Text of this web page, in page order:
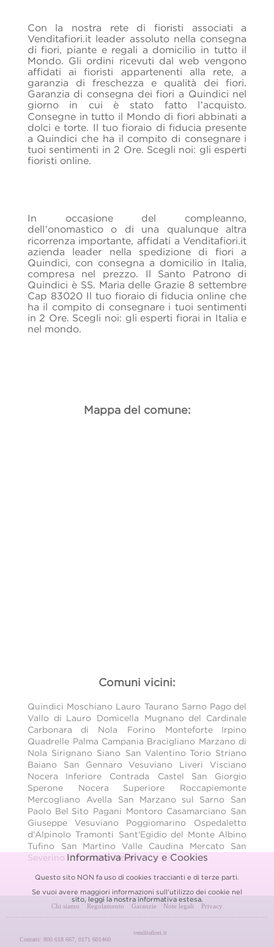
Con la nostra rete di fioristi associati a
Venditafiori.it leader assoluto nella consegna
di fiori, piante e regali a domicilio in tutto il
Mondo. Gli ordini ricevuti dal web vengono
affidati ai fioristi appartenenti alla rete, a
garanzia di freschezza e qualità dei fiori.
Garanzia di consegna dei fiori a Quindici nel
giorno in cui è stato fatto l’acquisto.
Consegne in tutto il Mondo di fiori abbinati a
dolci e torte. Il tuo fioraio di fiducia presente
a Quindici che ha il compito di consegnare i
tuoi sentimenti in 2 Ore. Scegli noi: gli esperti
fioristi online.
In occasione del compleanno,
dell’onomastico o di una qualunque altra
ricorrenza importante, affidati a Venditafiori.it
azienda leader nella spedizione di fiori a
Quindici, con consegna a domicilio in Italia,
compresa nel prezzo. Il Santo Patrono di
Quindici è SS. Maria delle Grazie 8 settembre
Cap 83020 Il tuo fioraio di fiducia online che
ha il compito di consegnare i tuoi sentimenti
in 2 Ore. Scegli noi: gli esperti fiorai in Italia e
nel mondo.
Mappa del comune:
Comuni vicini:
Quindici Moschiano Lauro Taurano Sarno Pago del
Vallo di Lauro
Domicella
Mugnano del Cardinale
Carbonara di Nola
Forino
Monteforte Irpino
Quadrelle Palma Campania Bracigliano Marzano di
Nola Sirignano Siano San Valentino Torio Striano
Baiano
San Gennaro Vesuviano Liveri
Visciano
Nocera Inferiore
Contrada
Castel San Giorgio
Sperone
Nocera Superiore
Roccapiemonte
Mercogliano
Avella San Marzano sul Sarno
San
Paolo Bel Sito Pagani Montoro Casamarciano San
Giuseppe Vesuviano
Poggiomarino
Ospedaletto
d'Alpinolo Tramonti
Sant'Egidio del Monte Albino
Tufino
San Martino Valle Caudina
Mercato San
Severino Ottaviano Nola
Chi siamo Regolamento Garanzie Note legali Privacy
venditafiori.it
Contatti: 800 618 667, 0171 601460
Informativa Privacy e Cookies
Questo sito NON fa uso di cookies traccianti e di terze parti.
Se vuoi avere maggiori informazioni sull'utilizzo dei cookie nel
sito, leggi la nostra informativa estesa.